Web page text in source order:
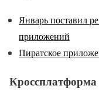
Январь поставил
приложений
Пиратское
Кроссплатформа